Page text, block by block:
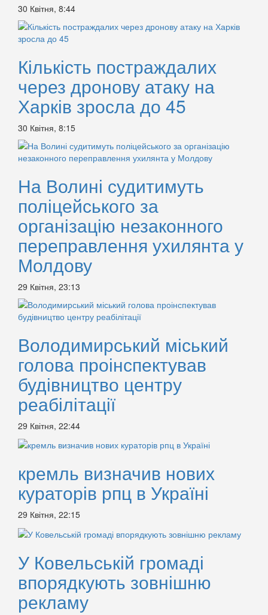
30 Квітня, 8:44
Кількість постраждалих
через дронову атаку на
Харків зросла до 45
30 Квітня, 8:15
На Волині судитимуть
поліцейського за
організацію незаконного
переправлення ухилянта у
Молдову
29 Квітня, 23:13
Володимирський міський
голова проінспектував
будівництво центру
реабілітації
29 Квітня, 22:44
кремль визначив нових
кураторів рпц в Україні
29 Квітня, 22:15
У Ковельській громаді
впорядкують зовнішню
рекламу